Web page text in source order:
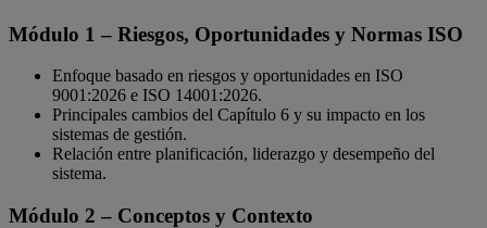
Módulo 1 – Riesgos, Oportunidades y Normas ISO
Enfoque basado en riesgos y oportunidades en ISO
9001:2026 e ISO 14001:2026.
Principales cambios del Capítulo 6 y su impacto en los
sistemas de gestión.
Relación entre planificación, liderazgo y desempeño del
sistema.
Módulo 2 – Conceptos y Contexto